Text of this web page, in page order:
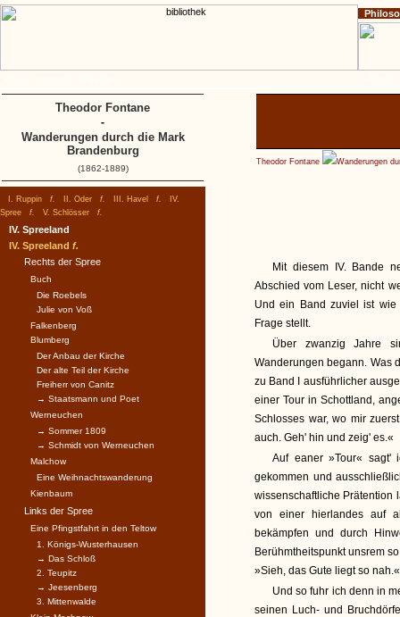
Theodor Fontane Wanderungen
Mit diesem IV. Bande
Abschied vom Leser, nicht
Und ein Band zuviel ist
Frage stellt.
Über zwanzig Jahre
Wanderungen begann. Was
zu Band I ausführlicher
einer Tour in Schottland,
Schlosses war, wo mir
auch. Geh' hin und zeig' es.«
Auf eaner »Tour« sagt'
gekommen und
wissenschaftliche Prätention
von einer hierlandes auf
bekämpfen und durch
Berühmtheitspunkt unsrem
»Sieh, das Gute liegt so nah.«
Und so fuhr ich denn in
seinen Luch- und
I. Ruppin f. II. Oder f. III. Havel f.
IV.
Spree
f. V. Schlösser f.
IV. Spreeland
IV. Spreeland f.
Rechts der Spree
Buch
Die Roebels
Julie von Voß
Falkenberg
Blumberg
Der Anbau der Kirche
Der alte Teil der Kirche
Freiherr von Canitz
→ Staatsmann und Poet
Werneuchen
→ Sommer 1809
→ Schmidt von Werneuchen
Malchow
Eine Weihnachtswanderung
Kienbaum
Links der Spree
Eine Pfingstfahrt in den Teltow
1. Königs-Wusterhausen
→ Das Schloß
2. Teupitz
→ Jeesenberg
3. Mittenwalde
Theodor Fontane
-
Wanderungen durch die Mark
Brandenburg
(1862-1889)